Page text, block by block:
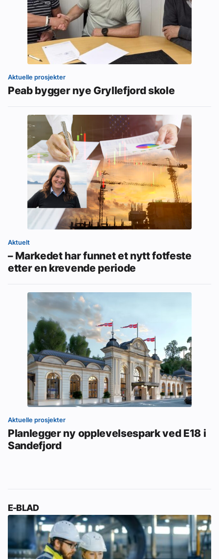
Aktuelle prosjekter
Peab bygger nye Gryllefjord skole
Aktuelt
– Markedet har funnet et nytt fotfeste
etter en krevende periode
Aktuelle prosjekter
Planlegger ny opplevelsespark ved E18 i
Sandefjord
E-BLAD